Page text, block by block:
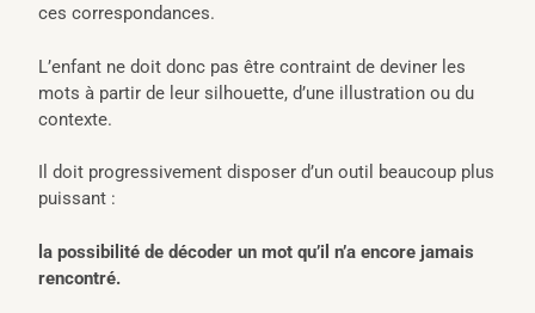
ces correspondances.
L’enfant ne doit donc pas être contraint de deviner les
mots à partir de leur silhouette, d’une illustration ou du
contexte.
Il doit progressivement disposer d’un outil beaucoup plus
puissant :
la possibilité de décoder un mot qu’il n’a encore jamais
rencontré.